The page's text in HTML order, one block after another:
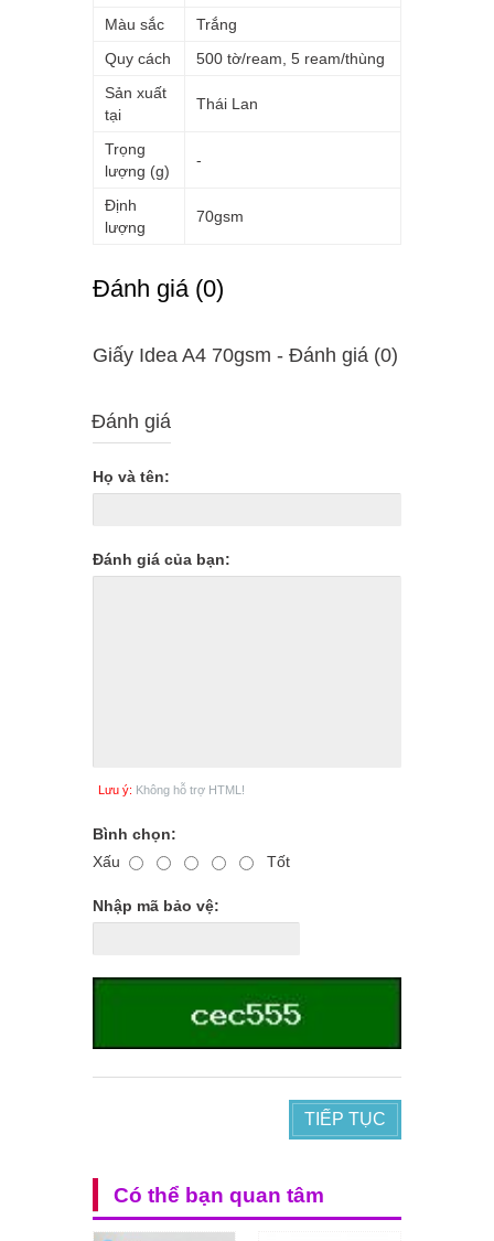
Màu sắc
Trắng
Quy cách
500 tờ/ream, 5 ream/thùng
Sản xuất
tại
Thái Lan
Trọng
lượng (g)
-
Định
lượng
70gsm
Ðánh giá (0)
Giấy Idea A4 70gsm - Ðánh giá (0)
Đánh giá
Họ và tên:
Đánh giá của bạn:
Lưu ý: Không hỗ trợ HTML!
Bình chọn:
Xấu
Tốt
Nhập mã bảo vệ:
TIẾP TỤC
Có thể bạn quan tâm